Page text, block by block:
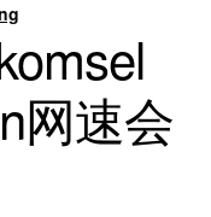
网速会